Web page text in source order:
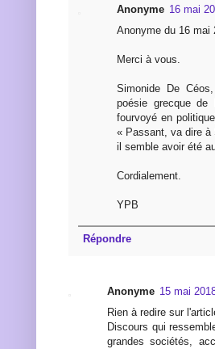
Anonyme 16 mai
Anonyme du 16 mai
Merci à vous.
Simonide De
poésie grecque
fourvoyé en
« Passant, va dire
il semble avoir été
Cordialement.
YPB
Répondre
Anonyme 15 mai
Rien à redire sur
Discours qui
grandes sociétés,